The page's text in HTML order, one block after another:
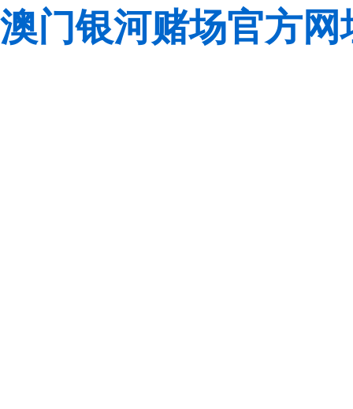
澳门银河赌场官方网